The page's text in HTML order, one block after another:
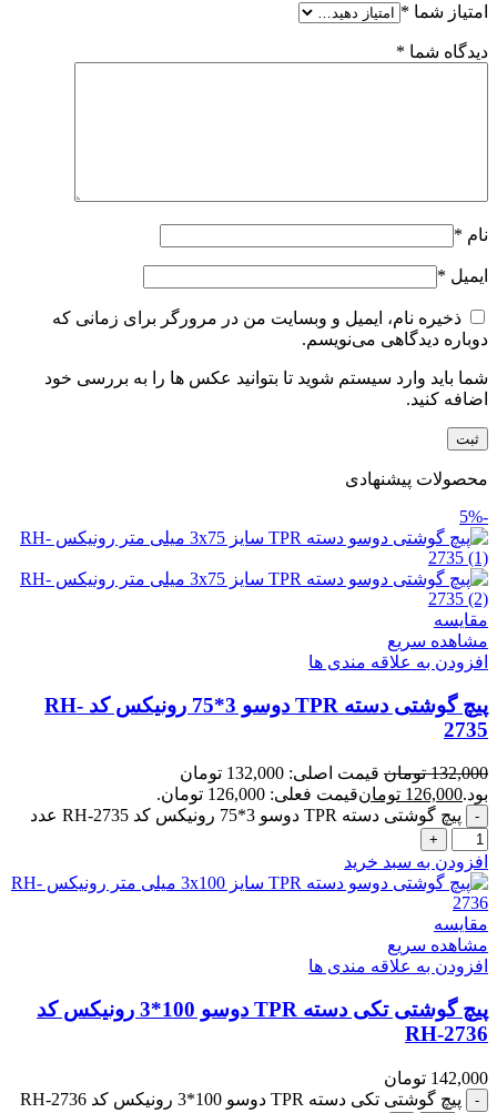
امتیاز شما *
دیدگاه شما *
نام *
ایمیل *
ذخیره نام، ایمیل و وبسایت من در مرورگر برای زمانی که
دوباره دیدگاهی می‌نویسم.
شما باید وارد سیستم شوید تا بتوانید عکس ها را به بررسی خود
اضافه کنید.
محصولات پیشنهادی
-5%
مقایسه
مشاهده سریع
افزودن به علاقه مندی ها
پیچ گوشتی دسته TPR دوسو 3*75 رونیکس کد RH-
2735
132,000 تومان
قیمت اصلی: 132,000 تومان
بود.126,000 تومانقیمت فعلی: 126,000 تومان.
پیچ گوشتی دسته TPR دوسو 3*75 رونیکس کد RH-2735 عدد
افزودن به سبد خرید
مقایسه
مشاهده سریع
افزودن به علاقه مندی ها
پیچ گوشتی تکی دسته TPR دوسو 100*3 رونیکس کد
RH-2736
142,000 تومان
پیچ گوشتی تکی دسته TPR دوسو 100*3 رونیکس کد RH-2736